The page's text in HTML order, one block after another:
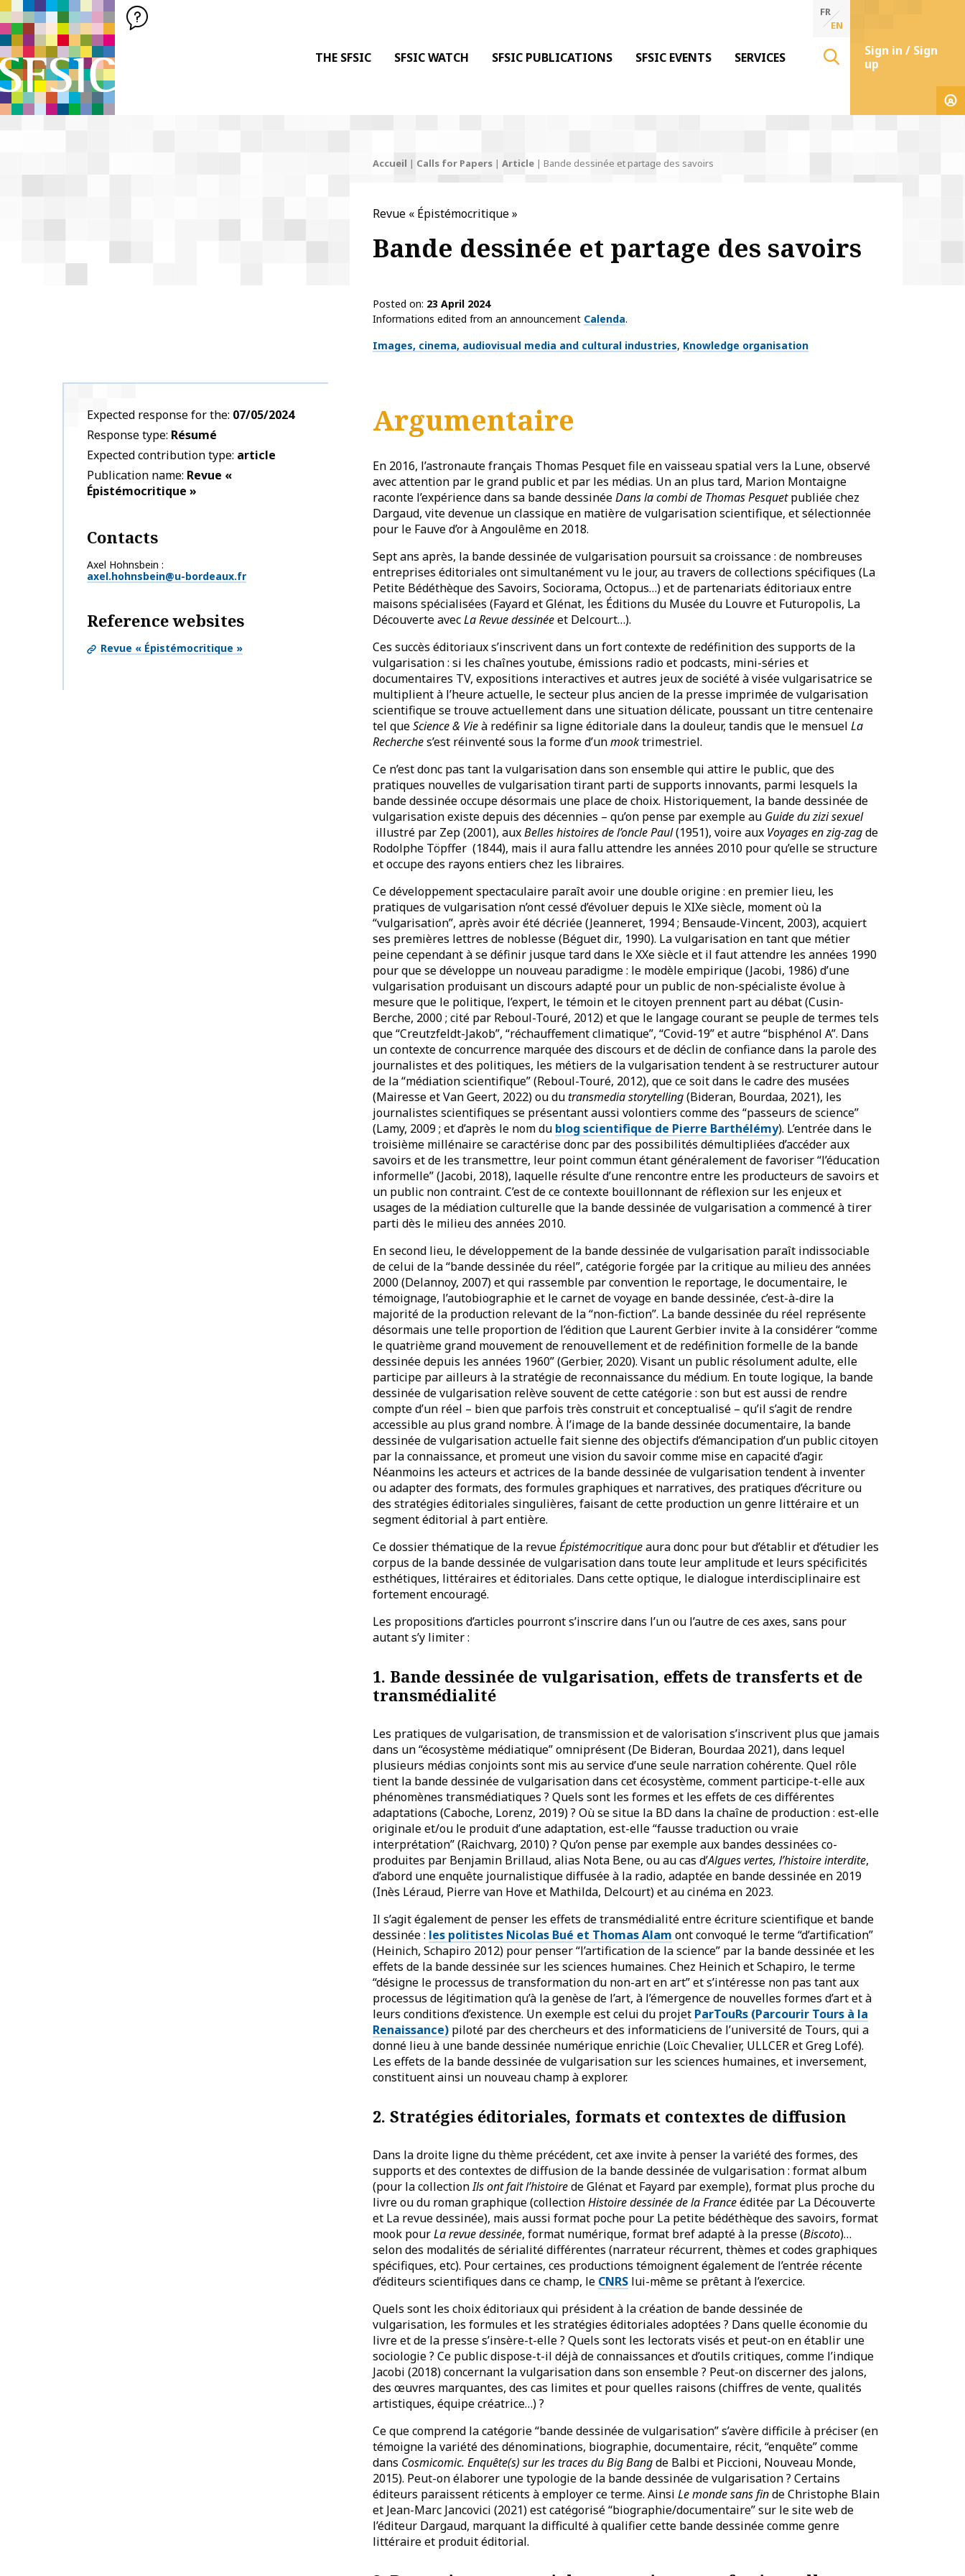
SFSIC SOCIÉTÉ FRANÇAISE DES SCIENCES DE L'INFORMATION & DE LA COMMUNICATION
Société Française des Sciences de l'Information & de la Communication
THE SFSIC SFSIC WATCH SFSIC PUBLICATIONS SFSIC EVENTS SERVICES
FR
EN
Sign in / Sign
up
Accueil | Calls for Papers| Article| Bande dessinée et partage des savoirs
Revue « Épistémocritique »
Bande dessinée et partage des savoirs
Posted on 23 April 2024
Informations edited from an announcement Calenda.
Thématiques
Images, cinema, audiovisual media and cultural industries Knowledge organisation
Expected response for the 07/05/2024
Response type Résumé
Expected contribution type article
Publication name Revue «
Épistémocritique »
Contacts
Axel Hohnsbein
axel.hohnsbein@u-bordeaux.fr
Reference websites
Revue « Épistémocritique »
Argumentaire
En 2016, l’astronaute français Thomas Pesquet file en vaisseau spatial vers la Lune, observé
avec attention par le grand public et par les médias. Un an plus tard, Marion Montaigne
raconte l’expérience dans sa bande dessinéeDans la combi de Thomas Pesquetpubliée chez
Dargaud, vite devenue un classique en matière de vulgarisation scientifique, et sélectionnée
pour le Fauve d’or à Angoulême en 2018.
Sept ans après, la bande dessinée de vulgarisation poursuit sa croissance : de nombreuses
entreprises éditoriales ont simultanément vu le jour, au travers de collections spécifiques (La
Petite Bédéthèque des Savoirs, Sociorama, Octopus…) et de partenariats éditoriaux entre
maisons spécialisées (Fayard et Glénat, les Éditions du Musée du Louvre et Futuropolis, La
Découverte avecLa Revue dessinéeet Delcourt…).
Ces succès éditoriaux s’inscrivent dans un fort contexte de redéfinition des supports de la
vulgarisation : si les chaînes youtube, émissions radio et podcasts, mini-séries et
documentaires TV, expositions interactives et autres jeux de société à visée vulgarisatrice se
multiplient à l’heure actuelle, le secteur plus ancien de la presse imprimée de vulgarisation
scientifique se trouve actuellement dans une situation délicate, poussant un titre centenaire
tel queScience & Vieà redéfinir sa ligne éditoriale dans la douleur, tandis que le mensuel La
Recherches’est réinventé sous la forme d’unmooktrimestriel.
Ce n’est donc pas tant la vulgarisation dans son ensemble qui attire le public, que des
pratiques nouvelles de vulgarisation tirant parti de supports innovants, parmi lesquels la
bande dessinée occupe désormais une place de choix. Historiquement, la bande dessinée de
vulgarisation existe depuis des décennies – qu’on pense par exemple au Guide du zizi sexuel
illustré par Zep (2001), auxBelles histoires de l’oncle Paul(1951), voire aux Voyages en zig-zagde
Rodolphe Töpffer (1844), mais il aura fallu attendre les années 2010 pour qu’elle se structure
et occupe des rayons entiers chez les libraires.
Ce développement spectaculaire paraît avoir une double origine : en premier lieu, les
pratiques de vulgarisation n’ont cessé d’évoluer depuis le XIXe siècle, moment où la
“vulgarisation”, après avoir été décriée (Jeanneret, 1994 ; Bensaude-Vincent, 2003), acquiert
ses premières lettres de noblesse (Béguet dir., 1990). La vulgarisation en tant que métier
peine cependant à se définir jusque tard dans le XXe siècle et il faut attendre les années 1990
pour que se développe un nouveau paradigme : le modèle empirique (Jacobi, 1986) d’une
vulgarisation produisant un discours adapté pour un public de non-spécialiste évolue à
mesure que le politique, l’expert, le témoin et le citoyen prennent part au débat (Cusin-
Berche, 2000 ; cité par Reboul-Touré, 2012) et que le langage courant se peuple de termes tels
que “Creutzfeldt-Jakob”, “réchauffement climatique”, “Covid-19” et autre “bisphénol A”. Dans
un contexte de concurrence marquée des discours et de déclin de confiance dans la parole des
journalistes et des politiques, les métiers de la vulgarisation tendent à se restructurer autour
de la “médiation scientifique” (Reboul-Touré, 2012), que ce soit dans le cadre des musées
(Mairesse et Van Geert, 2022) ou dutransmedia storytelling(Bideran, Bourdaa, 2021), les
journalistes scientifiques se présentant aussi volontiers comme des “passeurs de science”
(Lamy, 2009 ; et d’après le nom du blog scientifique de Pierre Barthélémy). L’entrée dans le
troisième millénaire se caractérise donc par des possibilités démultipliées d’accéder aux
savoirs et de les transmettre, leur point commun étant généralement de favoriser “l’éducation
informelle” (Jacobi, 2018), laquelle résulte d’une rencontre entre les producteurs de savoirs et
un public non contraint. C’est de ce contexte bouillonnant de réflexion sur les enjeux et
usages de la médiation culturelle que la bande dessinée de vulgarisation a commencé à tirer
parti dès le milieu des années 2010.
En second lieu, le développement de la bande dessinée de vulgarisation paraît indissociable
de celui de la “bande dessinée du réel”, catégorie forgée par la critique au milieu des années
2000 (Delannoy, 2007) et qui rassemble par convention le reportage, le documentaire, le
témoignage, l’autobiographie et le carnet de voyage en bande dessinée, c’est-à-dire la
majorité de la production relevant de la “non-fiction”. La bande dessinée du réel représente
désormais une telle proportion de l’édition que Laurent Gerbier invite à la considérer “comme
le quatrième grand mouvement de renouvellement et de redéfinition formelle de la bande
dessinée depuis les années 1960” (Gerbier, 2020). Visant un public résolument adulte, elle
participe par ailleurs à la stratégie de reconnaissance du médium. En toute logique, la bande
dessinée de vulgarisation relève souvent de cette catégorie : son but est aussi de rendre
compte d’un réel – bien que parfois très construit et conceptualisé – qu’il s’agit de rendre
accessible au plus grand nombre. À l’image de la bande dessinée documentaire, la bande
dessinée de vulgarisation actuelle fait sienne des objectifs d’émancipation d’un public citoyen
par la connaissance, et promeut une vision du savoir comme mise en capacité d’agir.
Néanmoins les acteurs et actrices de la bande dessinée de vulgarisation tendent à inventer
ou adapter des formats, des formules graphiques et narratives, des pratiques d’écriture ou
des stratégies éditoriales singulières, faisant de cette production un genre littéraire et un
segment éditorial à part entière.
Ce dossier thématique de la revueÉpistémocritiqueaura donc pour but d’établir et d’étudier les
corpus de la bande dessinée de vulgarisation dans toute leur amplitude et leurs spécificités
esthétiques, littéraires et éditoriales. Dans cette optique, le dialogue interdisciplinaire est
fortement encouragé.
Les propositions d’articles pourront s’inscrire dans l’un ou l’autre de ces axes, sans pour
autant s’y limiter :
1. Bande dessinée de vulgarisation, effets de transferts et de
transmédialité
Les pratiques de vulgarisation, de transmission et de valorisation s’inscrivent plus que jamais
dans un “écosystème médiatique” omniprésent (De Bideran, Bourdaa 2021), dans lequel
plusieurs médias conjoints sont mis au service d’une seule narration cohérente. Quel rôle
tient la bande dessinée de vulgarisation dans cet écosystème, comment participe-t-elle aux
phénomènes transmédiatiques ? Quels sont les formes et les effets de ces différentes
adaptations (Caboche, Lorenz, 2019) ? Où se situe la BD dans la chaîne de production : est-elle
originale et/ou le produit d’une adaptation, est-elle “fausse traduction ou vraie
interprétation” (Raichvarg, 2010) ? Qu’on pense par exemple aux bandes dessinées co-
produites par Benjamin Brillaud, alias Nota Bene, ou au cas d’Algues vertes, l’histoire interdite,
d’abord une enquête journalistique diffusée à la radio, adaptée en bande dessinée en 2019
(Inès Léraud, Pierre van Hove et Mathilda, Delcourt) et au cinéma en 2023.
Il s’agit également de penser les effets de transmédialité entre écriture scientifique et bande
dessinée : les politistes Nicolas Bué et Thomas Alam ont convoqué le terme “d’artification”
(Heinich, Schapiro 2012) pour penser “l’artification de la science” par la bande dessinée et les
effets de la bande dessinée sur les sciences humaines. Chez Heinich et Schapiro, le terme
“désigne le processus de transformation du non-art en art” et s’intéresse non pas tant aux
processus de légitimation qu’à la genèse de l’art, à l’émergence de nouvelles formes d’art et à
leurs conditions d’existence. Un exemple est celui du projet ParTouRs (Parcourir Tours à la
Renaissance) piloté par des chercheurs et des informaticiens de l’université de Tours, qui a
donné lieu à une bande dessinée numérique enrichie (Loïc Chevalier, ULLCER et Greg Lofé).
Les effets de la bande dessinée de vulgarisation sur les sciences humaines, et inversement,
constituent ainsi un nouveau champ à explorer.
2. Stratégies éditoriales, formats et contextes de diffusion
Dans la droite ligne du thème précédent, cet axe invite à penser la variété des formes, des
supports et des contextes de diffusion de la bande dessinée de vulgarisation : format album
(pour la collectionIls ont fait l’histoirede Glénat et Fayard par exemple), format plus proche du
livre ou du roman graphique (collectionHistoire dessinée de la Franceéditée par La Découverte
et La revue dessinée), mais aussi format poche pour La petite bédéthèque des savoirs, format
mook pourLa revue dessinée, format numérique, format bref adapté à la presse (Biscoto)…
selon des modalités de sérialité différentes (narrateur récurrent, thèmes et codes graphiques
spécifiques, etc). Pour certaines, ces productions témoignent également de l’entrée récente
d’éditeurs scientifiques dans ce champ, le CNRS lui-même se prêtant à l’exercice.
Quels sont les choix éditoriaux qui président à la création de bande dessinée de
vulgarisation, les formules et les stratégies éditoriales adoptées ? Dans quelle économie du
livre et de la presse s’insère-t-elle ? Quels sont les lectorats visés et peut-on en établir une
sociologie ? Ce public dispose-t-il déjà de connaissances et d’outils critiques, comme l’indique
Jacobi (2018) concernant la vulgarisation dans son ensemble ? Peut-on discerner des jalons,
des œuvres marquantes, des cas limites et pour quelles raisons (chiffres de vente, qualités
artistiques, équipe créatrice…) ?
Ce que comprend la catégorie “bande dessinée de vulgarisation” s’avère difficile à préciser (en
témoigne la variété des dénominations, biographie, documentaire, récit, “enquête” comme
dans Cosmicomic. Enquête(s) sur les traces du Big Bangde Balbi et Piccioni, Nouveau Monde,
2015). Peut-on élaborer une typologie de la bande dessinée de vulgarisation ? Certains
éditeurs paraissent réticents à employer ce terme. Ainsi Le monde sans finde Christophe Blain
et Jean-Marc Jancovici (2021) est catégorisé “biographie/documentaire” sur le site web de
l’éditeur Dargaud, marquant la difficulté à qualifier cette bande dessinée comme genre
littéraire et produit éditorial.